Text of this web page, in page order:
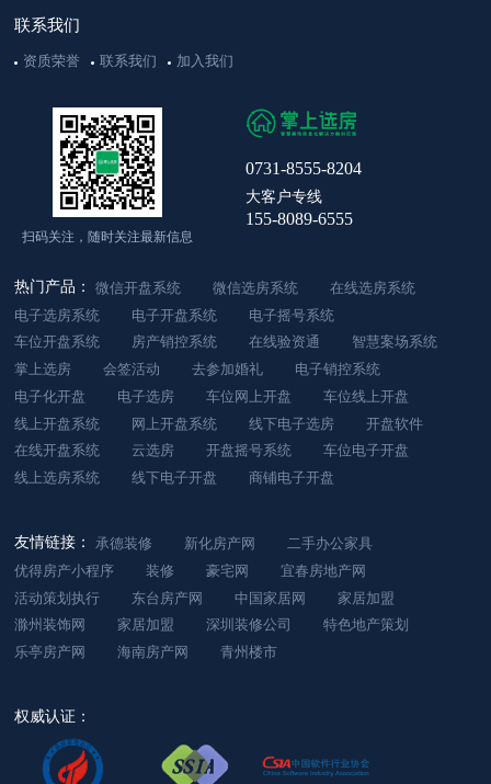
联系我们
资质荣誉 联系我们 加入我们
扫码关注，随时关注最新信息
0731-8555-8204
大客户专线
155-8089-6555
热门产品：微信开盘系统 微信选房系统
在线选房系统
电子选房系统
电子开盘系统
电子摇号系统
车位开盘系统
房产销控系统 在线验资通
智慧案场系统
掌上选房
会签活动 去参加婚礼
电子销控系统
电子化开盘
电子选房 车位网上开盘
车位线上开盘
线上开盘系统
网上开盘系统 线下电子选房
开盘软件
在线开盘系统
云选房 开盘摇号系统
车位电子开盘
线上选房系统
线下电子开盘 商铺电子开盘
友情链接： 承德装修 新化房产网
二手办公家具
优得房产小程序
装修 豪宅网
宜春房地产网
活动策划执行
东台房产网 中国家居网
家居加盟
滁州装饰网
家居加盟 深圳装修公司
特色地产策划
乐亭房产网
海南房产网 青州楼市
权威认证：